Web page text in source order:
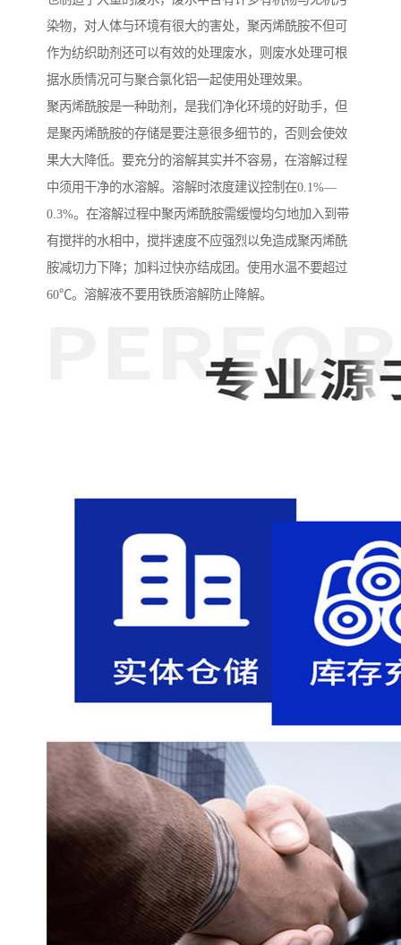
染物，对人体与环境有很大的害处，聚丙烯酰胺不但可
作为纺织助剂还可以有效的处理废水，则废水处理可根
据水质情况可与聚合氯化铝一起使用处理效果。
聚丙烯酰胺是一种助剂，是我们净化环境的好助手，但
是聚丙烯酰胺的存储是要注意很多细节的，否则会使效
果大大降低。要充分的溶解其实并不容易，在溶解过程
中须用干净的水溶解。溶解时浓度建议控制在0.1%—
0.3%。在溶解过程中聚丙烯酰胺需缓慢均匀地加入到带
有搅拌的水相中，搅拌速度不应强烈以免造成聚丙烯酰
胺减切力下降；加料过快亦结成团。使用水温不要超过
60℃。溶解液不要用铁质溶解防止降解。